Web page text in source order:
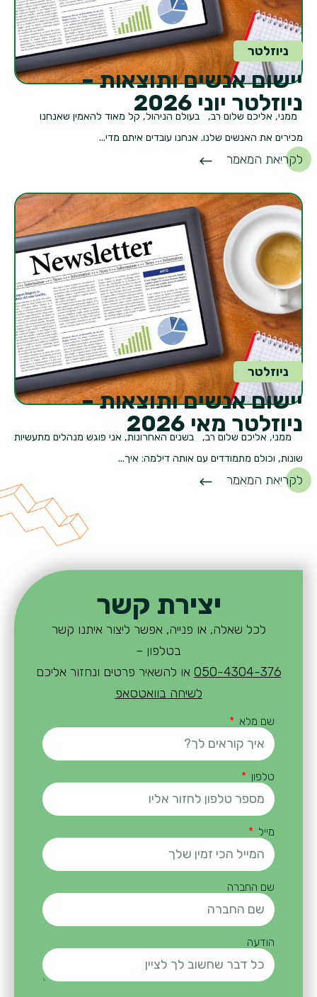
ניוזלטר
יישום אנשים ותוצאות –
ניוזלטר יוני 2026
ממני, אליכם שלום רב, בעולם הניהול, קל מאוד להאמין שאנחנו
מכירים את האנשים שלנו. אנחנו עובדים איתם מדי...
לקריאת המאמר
ניוזלטר
יישום אנשים ותוצאות –
ניוזלטר מאי 2026
ממני, אליכם שלום רב, בשנים האחרונות, אני פוגש מנהלים מתעשיות
שונות, וכולם מתמודדים עם אותה דילמה: איך...
לקריאת המאמר
יצירת קשר
לכל שאלה, או פנייה, אפשר ליצור איתנו קשר
בטלפון –
050-4304-376 או להשאיר פרטים ונחזור אליכם
לשיחה בוואטסאפ
שם מלא
טלפון
מייל
שם החברה
הודעה